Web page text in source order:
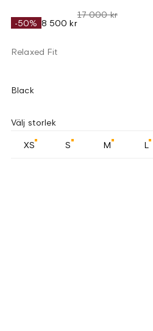
-50% 8 500 kr
17 000 kr
Relaxed Fit
Black
Välj storlek
XS S M L